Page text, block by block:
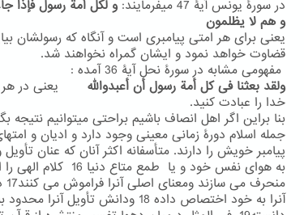
در سورۀ یونس آیۀ 47 میفرمایند:
و لکل أمة رسول فإذا
و هم لا یظلمون
یعنی برای هر امتی پیامبری است و آنگاه که رسولشان
قضاوت خواهد نمود و ایشان گمراه نخواهند شد.
مفهومی مشابه در سورۀ نحل آیۀ 36 آمده :
ولقد بعثنا فی کل أمة رسول أن أعبدوالله یعنی در هر
خدا را عبادت کنید.
بنا براین اگر اهل انصاف باشیم براحتی میتوانیم نتیجه
جمله اسلام دورۀ زمانی معینی وجود دارد و ادیان و
پیامبر خویش را دارند. متأسفانه اکثر آنان که عنان
به هوای نفس خود و یا
آنرا به خود اختصاص داده 18 ودانش